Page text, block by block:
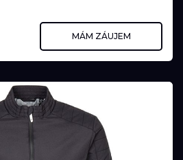
MÁM ZÁUJEM